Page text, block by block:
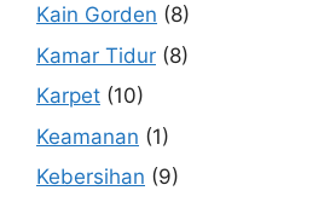
Kain Gorden (8)
Kamar Tidur (8)
Karpet (10)
Keamanan (1)
Kebersihan (9)